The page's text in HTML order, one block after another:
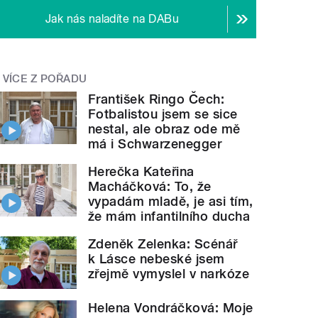
Jak nás naladíte na DABu
VÍCE Z POŘADU
František Ringo Čech:
Fotbalistou jsem se sice
nestal, ale obraz ode mě
má i Schwarzenegger
Herečka Kateřina
Macháčková: To, že
vypadám mladě, je asi tím,
že mám infantilního ducha
Zdeněk Zelenka: Scénář
k Lásce nebeské jsem
zřejmě vymyslel v narkóze
Helena Vondráčková: Moje